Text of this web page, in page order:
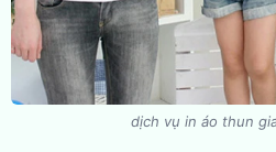
dịch vụ in áo thun